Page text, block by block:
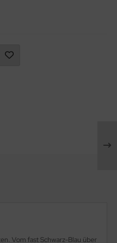
Vom fast Schwarz-Blau über